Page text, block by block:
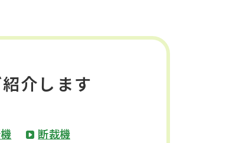
介します
断裁機